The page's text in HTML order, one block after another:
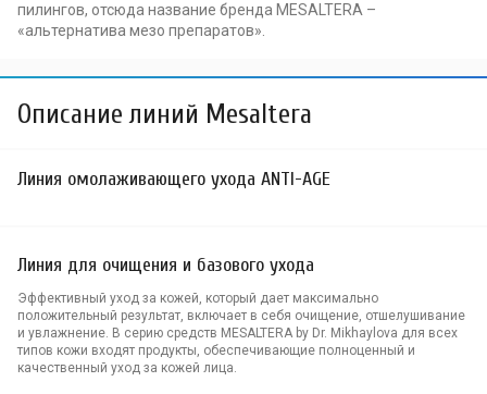
пилингов, отсюда название бренда MESALTERA –
«альтернатива мезо препаратов».
Описание линий Mesaltera
Линия омолаживающего ухода ANTI-AGE
Линия для очищения и базового ухода
Эффективный уход за кожей, который дает максимально
положительный результат, включает в себя очищение, отшелушивание
и увлажнение. В серию средств MESALTERA by Dr. Mikhaylova для всех
типов кожи входят продукты, обеспечивающие полноценный и
качественный уход за кожей лица.